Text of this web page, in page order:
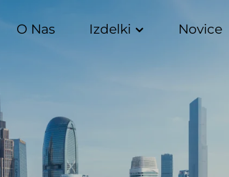
O Nas Izdelki Novice